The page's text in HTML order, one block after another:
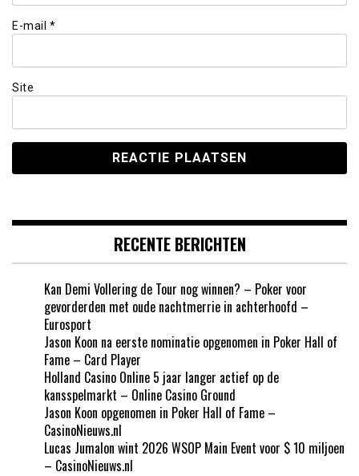
E-mail *
Site
RECENTE BERICHTEN
Kan Demi Vollering de Tour nog winnen? – Poker voor
gevorderden met oude nachtmerrie in achterhoofd –
Eurosport
Jason Koon na eerste nominatie opgenomen in Poker Hall of
Fame – Card Player
Holland Casino Online 5 jaar langer actief op de
kansspelmarkt – Online Casino Ground
Jason Koon opgenomen in Poker Hall of Fame –
CasinoNieuws.nl
Lucas Jumalon wint 2026 WSOP Main Event voor $ 10 miljoen
– CasinoNieuws.nl